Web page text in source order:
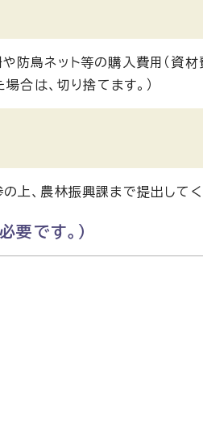
防鳥ネット等の購入費用（資
合は、切り捨てます。）
上、農林振興課まで提出してく
要です。）